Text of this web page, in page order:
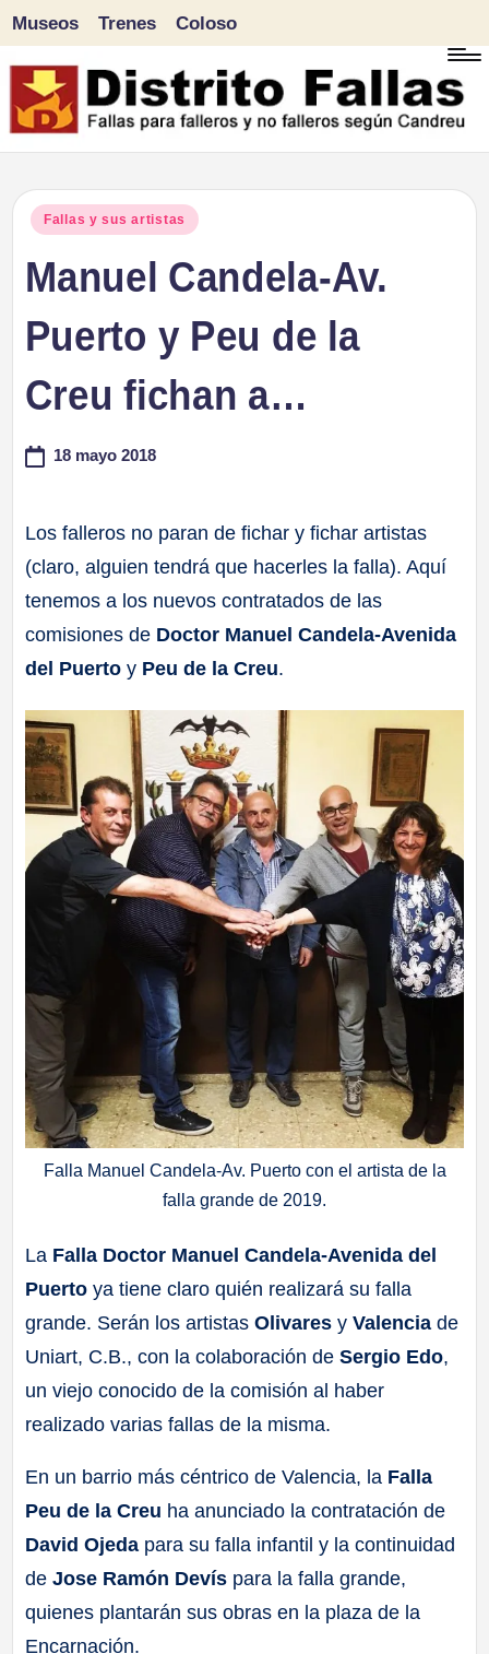
Saltar
al
Museos Trenes Coloso
Publicado
Fallas y sus artistas
Manuel Candela-Av.
Puerto y Peu de la
Creu fichan a…
18 mayo 2018
Los falleros no paran de fichar y fichar artistas
(claro, alguien tendrá que hacerles la falla). Aquí
tenemos a los nuevos contratados de las
comisiones de Doctor Manuel Candela-Avenida
del Puerto y Peu de la Creu.
Falla Manuel Candela-Av. Puerto con el artista de la
falla grande de 2019.
La Falla Doctor Manuel Candela-Avenida del
Puerto ya tiene claro quién realizará su falla
grande. Serán los artistasOlivares yValencia de
Uniart, C.B., con la colaboración de Sergio Edo,
un viejo conocido de la comisión al haber
realizado varias fallas de la misma.
En un barrio más céntrico de Valencia, la Falla
Peu de la Creu ha anunciado la contratación de
David Ojeda para su falla infantil y la continuidad
de Jose Ramón Devís para la falla grande,
quienes plantarán sus obras en la plaza de la
Encarnación.